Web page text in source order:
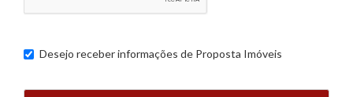
Desejo receber informações de Proposta Imóveis